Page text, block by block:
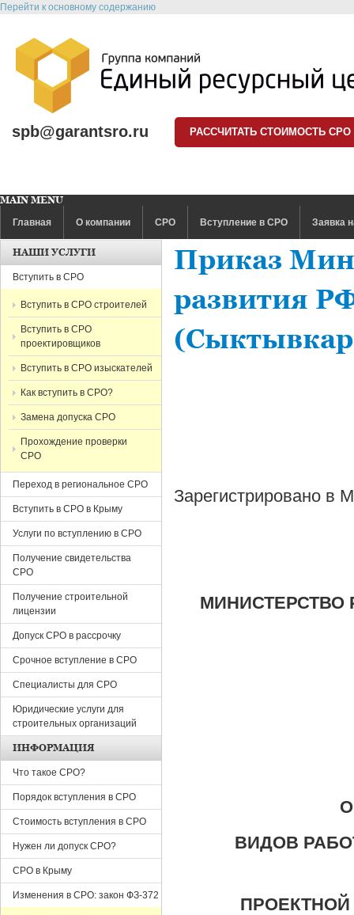
Перейти к основному содержанию
spb@garantsro.ru РАССЧИТАТЬ СТОИМОСТЬ СРО
MAIN MENU
Главная
О компании СРО Вступление в СРО Заявка
Приказ
развития
Зарегистрировано в
МИНИСТЕРСТВО
ВИДОВ
ПРОЕКТНОЙ
НАШИ УСЛУГИ
Вступить в СРО
Вступить в СРО строителей
Вступить в СРО
проектировщиков
Вступить в СРО изыскателей
Как вступить в СРО?
Замена допуска СРО
Прохождение проверки
СРО
Переход в региональное СРО
Вступить в СРО в Крыму
Услуги по вступлению в СРО
Получение свидетельства
СРО
Получение строительной
лицензии
Допуск СРО в рассрочку
Срочное вступление в СРО
Специалисты для СРО
Юридические услуги для
строительных организаций
ИНФОРМАЦИЯ
Что такое СРО?
Порядок вступления в СРО
Стоимость вступления в СРО
Нужен ли допуск СРО?
СРО в Крыму
Изменения в СРО: закон ФЗ-372